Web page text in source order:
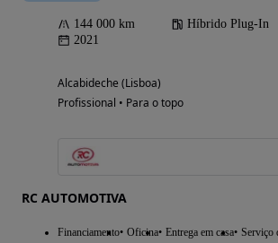
144 000 km Híbrido Plug-In
2021
Alcabideche (Lisboa)
Profissional • Para o topo
RC AUTOMOTIVA
Financiamento Oficina Entrega em casa Serviço